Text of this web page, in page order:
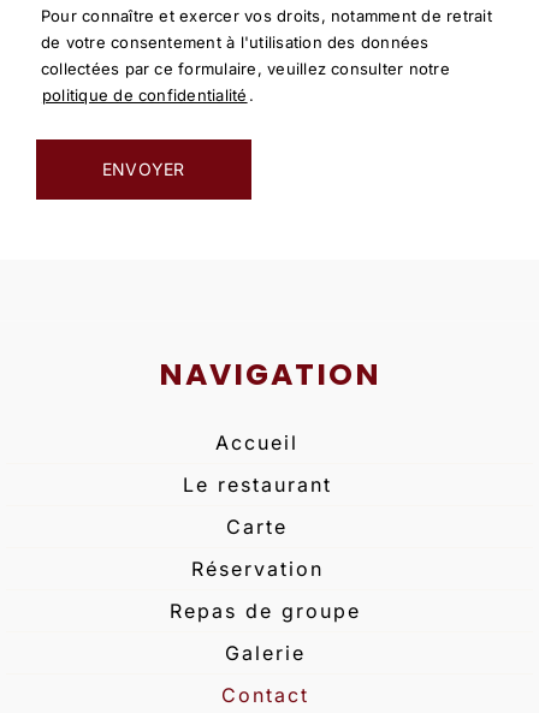
Pour connaître et exercer vos droits, notamment de retrait
de votre consentement à l'utilisation des données
collectées par ce formulaire, veuillez consulter notre
politique de confidentialité .
NAVIGATION
Accueil
Le restaurant
Carte
Réservation
Repas de groupe
Galerie
Contact